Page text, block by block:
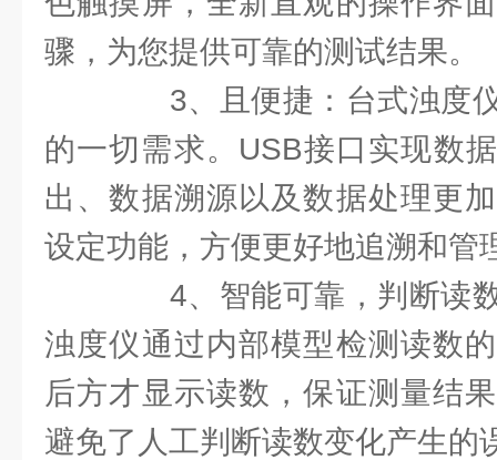
骤，为您提供可靠的测试结果。
3、且便捷：台式浊度仪
的一切需求。USB接口实现数
出、数据溯源以及数据处理更
设定功能，方便更好地追溯和管
4、智能可靠，判断读数
浊度仪通过内部模型检测读数
后方才显示读数，保证测量结
避免了人工判断读数变化产生的